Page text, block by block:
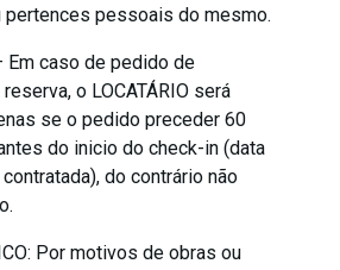
pertences pessoais do mesmo.
Em caso de pedido de
o LOCATÁRIO será
se o pedido preceder 60
do inicio do check-in (data
do contrário não
Por motivos de obras ou